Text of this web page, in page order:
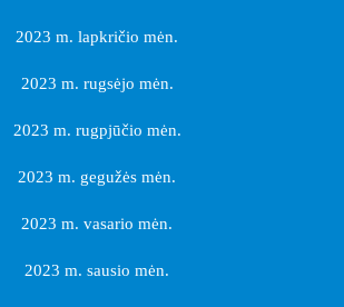
2023 m. lapkričio mėn.
2023 m. rugsėjo mėn.
2023 m. rugpjūčio mėn.
2023 m. gegužės mėn.
2023 m. vasario mėn.
2023 m. sausio mėn.